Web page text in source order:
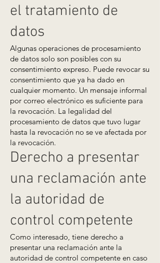
el tratamiento de
datos
Algunas operaciones de procesamiento
de datos solo son posibles con su
consentimiento expreso. Puede revocar su
consentimiento que ya ha dado en
cualquier momento. Un mensaje informal
por correo electrónico es suficiente para
la revocación. La legalidad del
procesamiento de datos que tuvo lugar
hasta la revocación no se ve afectada por
la revocación.
Derecho a presentar
una reclamación ante
la autoridad de
control competente
Como interesado, tiene derecho a
presentar una reclamación ante la
autoridad de control competente en caso